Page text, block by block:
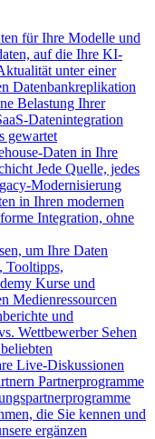
für Ihre Modelle und
auf die Ihre KI-
unter einer
Datenbankreplikation
Belastung Ihrer
Datenintegration
gewartet
Daten in Ihre
Jede Quelle, jedes
Modernisierung
in Ihren modernen
Integration, ohne
um Ihre Daten
Tooltipps,
Kurse und
Medienressourcen
und
Wettbewerber Sehen
Live-Diskussionen
Partnerprogramme
die Sie kennen und
ergänzen